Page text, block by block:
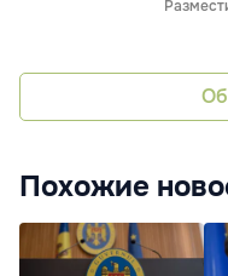
Похожие